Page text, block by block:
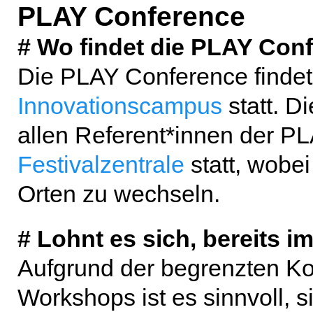
PLAY Conference
# Wo findet die PLAY
Die PLAY Conference
Innovationscampus statt.
allen Referent*innen der
Festivalzentrale statt,
Orten zu wechseln.
# Lohnt es sich, bereits
Aufgrund der begrenzten
Workshops ist es sinnvoll,